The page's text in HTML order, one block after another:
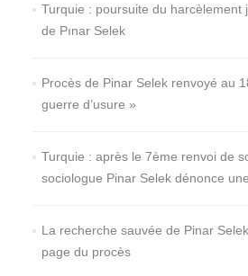
Turquie : poursuite du harcèlement
de Pınar Selek
Procès de Pinar Selek renvoyé au
guerre d’usure »
Turquie : après le 7ème renvoi de
sociologue Pinar Selek dénonce
La recherche sauvée de Pinar
page du procès